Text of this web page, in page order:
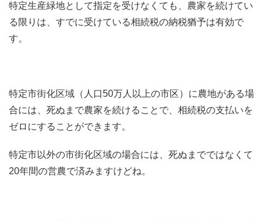
特定生産緑地として指定を受けなくても、農家を続けてい
る限りは、すでに受けている相続税の納税猶予は有効で
す。
特定市街化区域（人口50万人以上の市区）に農地がある場
合には、死ぬまで農家を続けることで、相続税の支払いを
ゼロにすることができます。
特定市以外の市街化区域の場合には、死ぬまでではなくて
20年間の営農で済みますけどね。